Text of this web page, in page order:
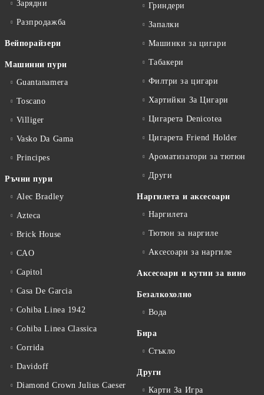
Зарядни
Разпродажба
Вейпорайзери
Машинни пури
Guantanamera
Toscano
Villiger
Vasko Da Gama
Principes
Ръчни пури
Alec Bradley
Azteca
Brick House
CAO
Capitol
Casa De Garcia
Cohiba Linea 1942
Cohiba Linea Classica
Corrida
Davidoff
Diamond Crown Julius Caeser
Гриндери
Запалки
Машинки за цигари
Табакери
Филтри за цигари
Хартийки За Цигари
Цигарета Denicotea
Цигарета Friend Holder
Ароматизатори за тютюн
Други
Наргилета и аксесоари
Наргилета
Тютюн за наргиле
Аксесоари за наргиле
Аксесоари и кутии за вино
Безалкохолно
Вода
Бира
Стъкло
Други
Карти За Игра